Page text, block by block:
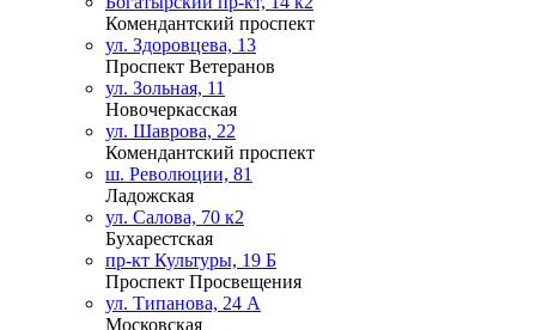
Комендантский проспект
ул. Здоровцева, 13
Проспект Ветеранов
ул. Зольная, 11
Новочеркасская
ул. Шаврова, 22
Комендантский проспект
ш. Революции, 81
Ладожская
ул. Салова, 70 к2
Бухарестская
пр-кт Культуры, 19 Б
Проспект Просвещения
ул. Типанова, 24 А
Московская